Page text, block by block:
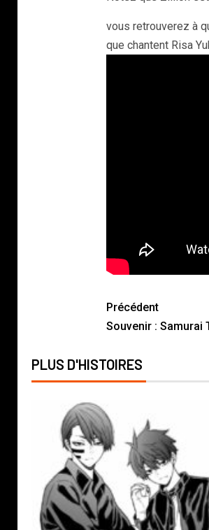
vous retrouverez à
que chantent Risa
Précédent
Souvenir : Samurai
PLUS D'HISTOIRES